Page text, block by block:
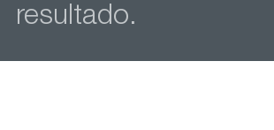
resultado.